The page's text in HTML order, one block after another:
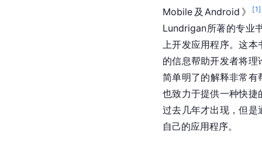
Mobile及Android》
[1]
Lundrigan所著的专业
上开发应用程序。这
的信息帮助开发者将
简单明了的解释非常
也致力于提供一种快捷
过去几年才出现，但是
自己的应用程序。